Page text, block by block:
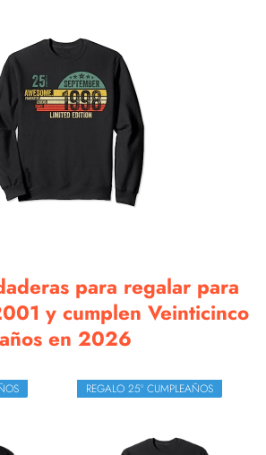
para regalar para
y cumplen Veinticinco
años en 2026
REGALO 25º CUMPLEAÑOS